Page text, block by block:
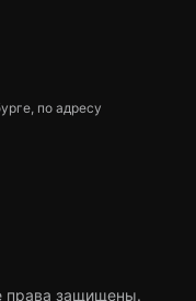
по адресу
права защищены.